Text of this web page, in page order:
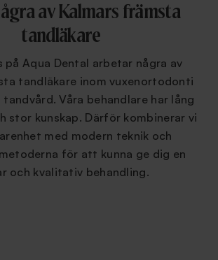
av Kalmars främsta
tandläkare
på Aqua Dental arbetar några av
tandläkare inom vuxenortodonti
Våra behandlare har lång
stor kunskap. Därför kombinerar vi
med modern teknik och
för att kunna ge dig en
och kvalitativ behandling.